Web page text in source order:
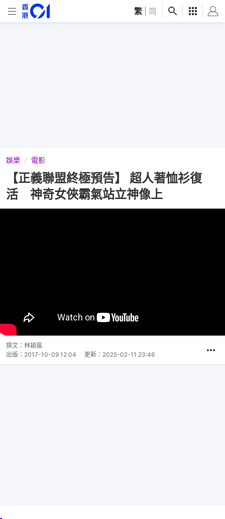
繁 简
娛樂 電影
【正義聯盟終極預告】 超人著恤衫復
活 神奇女俠霸氣站立神像上
撰文： 林穎嵐
出版： 2017-10-09 12:04 更新： 2025-02-11 23:46